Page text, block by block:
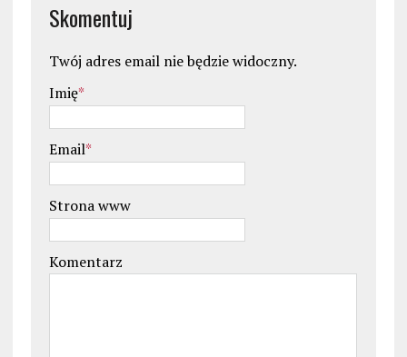
Skomentuj
Twój adres email nie będzie widoczny.
Imię*
Email*
Strona www
Komentarz